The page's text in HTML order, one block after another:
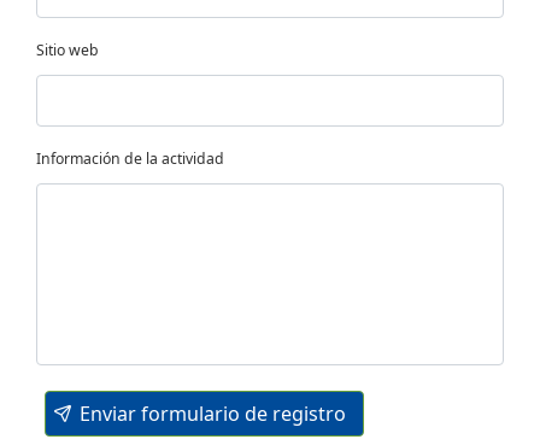
Sitio web
Información de la actividad
Enviar formulario de registro